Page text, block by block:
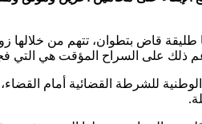
طليقة قاض بتطوان، تتهم من
رغم ذلك على السراح المؤقت هي التي
للشرطة القضائية أمام القضاء،